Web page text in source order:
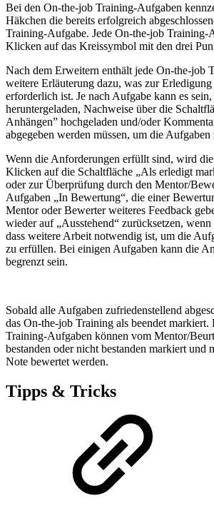
Bei den On-the-job Training-Aufgaben
Häkchen die bereits erfolgreich
Training-Aufgabe. Jede On-the-job Training-
Klicken auf das Kreissymbol mit den drei
Nach dem Erweitern enthält jede On-the-job
weitere Erläuterung dazu, was zur
erforderlich ist. Je nach Aufgabe kann es
heruntergeladen, Nachweise über die
Anhängen” hochgeladen und/oder
abgegeben werden müssen, um die Aufgaben
Wenn die Anforderungen erfüllt sind, wird
Klicken auf die Schaltfläche „Als erledigt
oder zur Überprüfung durch den Mentor/
Aufgaben „In Bewertung“, die einer
Mentor oder Bewerter weiteres Feedback
wieder auf „Ausstehend“ zurücksetzen,
dass weitere Arbeit notwendig ist, um die
zu erfüllen. Bei einigen Aufgaben kann die
begrenzt sein.
Sobald alle Aufgaben zufriedenstellend
das On-the-job Training als beendet
Training-Aufgaben können vom Mentor/
bestanden oder nicht bestanden markiert und
Note bewertet werden.
Tipps & Tricks